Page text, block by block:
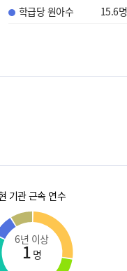
학급당 원아수
15.6명
기관 근속 연수
6년 이상
1 명